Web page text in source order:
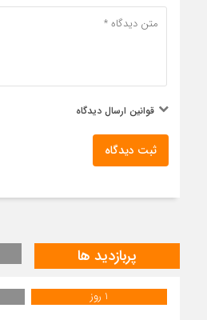
قوانین ارسال دیدگاه
ثبت دیدگاه
پربازدید ها
1 روز